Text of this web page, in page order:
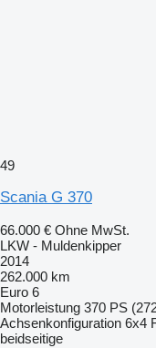
49
Scania G 370
66.000 € Ohne MwSt.
LKW - Muldenkipper
2014
262.000 km
Euro 6
Motorleistung 370 PS
Achsenkonfiguration 6x4
beidseitige